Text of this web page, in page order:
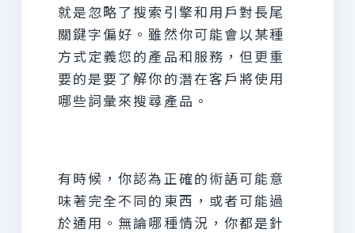
就是忽略了搜索引擎和用戶對長尾
關鍵字偏好。雖然你可能會以某種
方式定義您的產品和服務，但更重
要的是要了解你的潛在客戶將使用
哪些詞彙來搜尋產品。
有時候，你認為正確的術語可能意
味著完全不同的東西，或者可能過
於通用。無論哪種情況，你都是針